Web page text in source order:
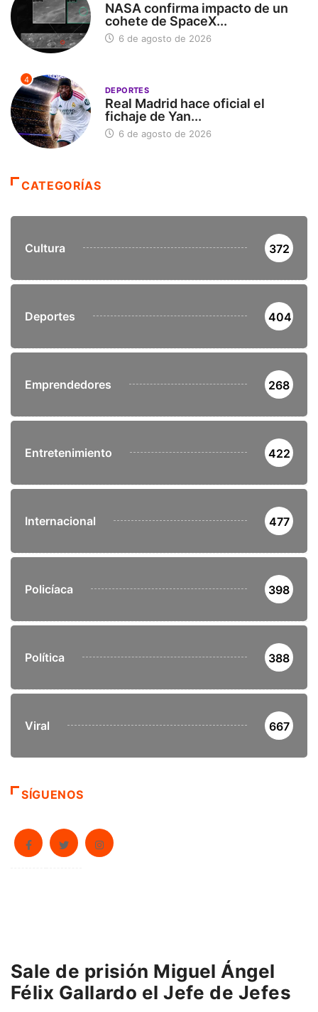
NASA confirma impacto de un
cohete de SpaceX...
6 de agosto de 2026
4
DEPORTES
Real Madrid hace oficial el
fichaje de Yan...
6 de agosto de 2026
CATEGORÍAS
Cultura 372
Deportes 404
Emprendedores 268
Entretenimiento 422
Internacional 477
Policíaca 398
Política 388
Viral 667
SÍGUENOS
Sale de prisión Miguel Ángel
Félix Gallardo el Jefe de Jefes